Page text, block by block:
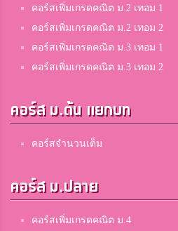
คอร์สเพิ่มเกรดคณิต ม.2 เทอม 1
คอร์สเพิ่มเกรดคณิต ม.2 เทอม 2
คอร์สเพิ่มเกรดคณิต ม.3 เทอม 1
คอร์สเพิ่มเกรดคณิต ม.3 เทอม 2
คอร์ส ม.ต้น แยกบท
คอร์สจำนวนเต็ม
คอร์ส ม.ปลาย
คอร์สเพิ่มเกรดคณิต ม.4